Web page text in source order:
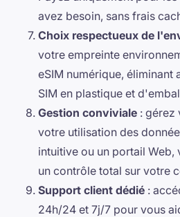
avez besoin, sans frais
Choix respectueux de
votre empreinte
eSIM numérique, éliminant
SIM en plastique et
Gestion conviviale : gérez
votre utilisation des
intuitive ou un portail Web,
un contrôle total sur votre
Support client dédié :
24h/24 et 7j/7 pour vous